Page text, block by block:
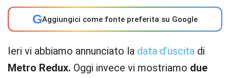
GAggiungici come fonte preferita su Google
Ieri vi abbiamo annunciato la data d’uscita di
Metro Redux. Oggi invece vi mostriamo due